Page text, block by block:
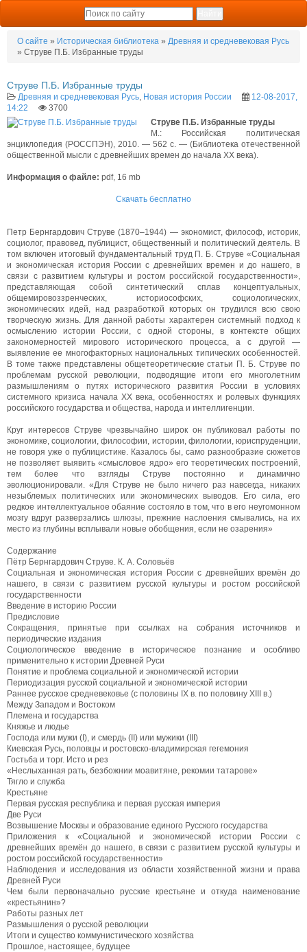
О сайте » Историческая библиотека » Древняя и средневековая Русь
» Струве П.Б. Избранные труды
Струве П.Б. Избранные труды
Древняя и средневековая Русь Новая история России
12-08-2017,
14:22
3700
Струве П.Б. Избранные труды
М.: Российская политическая
энциклопедия (РОССПЭН), 2010. — 562 с. — (Библиотека отечественной
общественной мысли с древнейших времен до начала XX века).
Информация о файле: pdf, 16 mb
Скачать бесплатно
Петр Бернгардович Струве (1870–1944) — экономист, философ, историк,
социолог, правовед, публицист, общественный и политический деятель. В
том включен итоговый фундаментальный труд П. Б. Струве «Социальная
и экономическая история России с древнейших времен и до нашего, в
связи с развитием культуры и ростом российской государственности»,
представляющая собой синтетический сплав концептуальных,
общемировоззренческих, историософских, социологических,
экономических идей, над разработкой которых он трудился всю свою
творческую жизнь. Для данной работы характерен системный подход к
осмыслению истории России, с одной стороны, в контексте общих
закономерностей мирового исторического процесса, а с другой —
выявление ее многофакторных национальных типических особенностей.
В томе также представлены общетеоретические статьи П. Б. Струве по
проблемам русской революции, подводящие итоги его многолетним
размышлениям о путях исторического развития России в условиях
системного кризиса начала XX века, особенностях и ролевых функциях
российского государства и общества, народа и интеллигенции.
Круг интересов Струве чрезвычайно широк он публиковал работы по
экономике, социологии, философии, истории, филологии, юриспруденции,
не говоря уже о публицистике. Казалось бы, само разнообразие сюжетов
не позволяет выявить «смысловое ядро» его теоретических построений,
тем более что взгляды Струве постоянно и динамично
эволюционировали. «Для Струве не было ничего раз навсегда, никаких
незыблемых политических или экономических выводов. Его сила, его
редкое интеллектуальное обаяние состояло в том, что в его неугомонном
мозгу вдруг разверзались шлюзы, прежние наслоения смывались, на их
место из глубины всплывали новые обобщения, если не озарения»
Содержание
Пётр Бернгардович Струве. К. А. Соловьёв
Социальная и экономическая история России с древнейших времён до
нашего, в связи с развитием русской культуры и ростом российской
государственности
Введение в историю России
Предисловие
Сокращения, принятые при ссылках на собрания источников и
периодические издания
Социологическое введение в историческое познание и особливо
применительно к истории Древней Руси
Понятие и проблема социальной и экономической истории
Периодизация русской социальной и экономической истории
Раннее русское средневековье (с половины IX в. по половину XIII в.)
Между Западом и Востоком
Племена и государства
Княжье и людье
Господа или мужи (I), и смердь (II) или мужики (III)
Киевская Русь, половцы и ростовско-владимирская гегемония
Гостьба и торг. Исто и рез
«Неслыханная рать, безбожнии моавитяне, рекомии татарове»
Тягло и служба
Крестьяне
Первая русская республика и первая русская империя
Две Руси
Возвышение Москвы и образование единого Русского государства
Приложения к «Социальной и экономической истории России с
древнейших времён до нашего, в связи с развитием русской культуры и
ростом российской государственности»
Наблюдения и исследования из области хозяйственной жизни и права
Древней Руси
Чем были первоначально русские крестьяне и откуда наименование
«крестьянин»?
Работы разных лет
Размышления о русской революции
Итоги и существо коммунистического хозяйства
Прошлое, настоящее, будущее